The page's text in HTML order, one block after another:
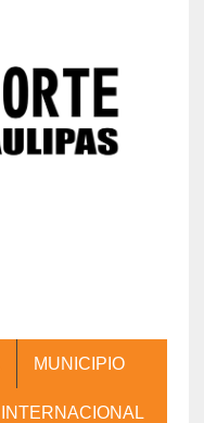
MUNICIPIO
INTERNACIONAL